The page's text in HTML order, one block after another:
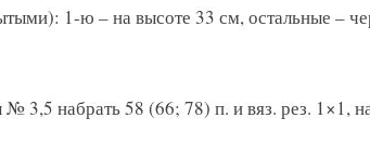
1-ю – на высоте 33 см, остальные –
3,5 набрать 58 (66; 78) п. и вяз. рез. 1×1,